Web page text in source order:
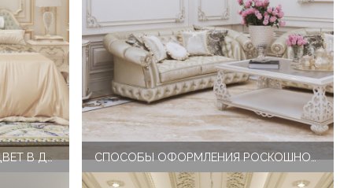
КАК ИСПОЛЬЗОВАТЬ СИНИЙ ЦВЕТ В ДИЗАЙНЕ ИНТЕРЬЕРА РОСКОШНОЙ ГОСТИНОЙ СПОСОБЫ ОФОРМЛЕНИЯ РОСКОШНОГО ЗОЛОТОГО КЛАССИЧЕСКОГО ИНТЕРЬЕРА